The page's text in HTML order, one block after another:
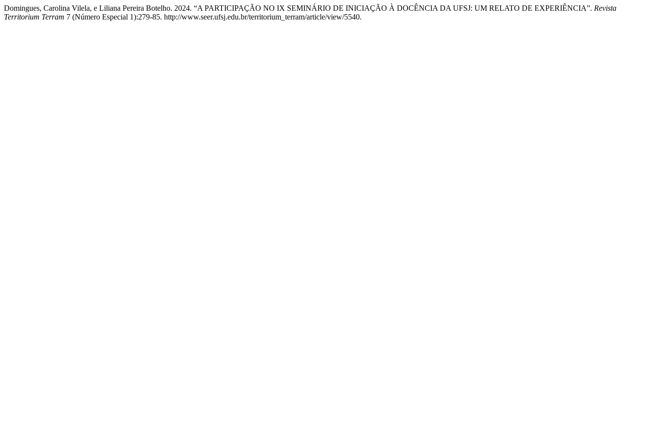
Domingues, Carolina Vilela, e Liliana Pereira Botelho. 2024. “A PARTICIPAÇÃO NO IX SEMINÁRIO DE INICIAÇÃO À DOCÊNCIA DA UFSJ: UM RELATO DE EXPERIÊNCIA”. Revista
Territorium Terram 7 (Número Especial 1):279-85. http://www.seer.ufsj.edu.br/territorium_terram/article/view/5540.